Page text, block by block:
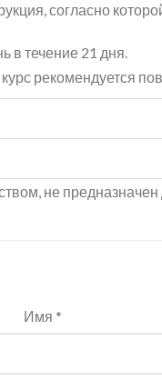
согласно
в течение 21 дня.
рекомендуется
не
Имя *